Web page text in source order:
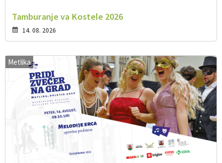
Tamburanje va Kostele 2026
14. 08. 2026
Metlika